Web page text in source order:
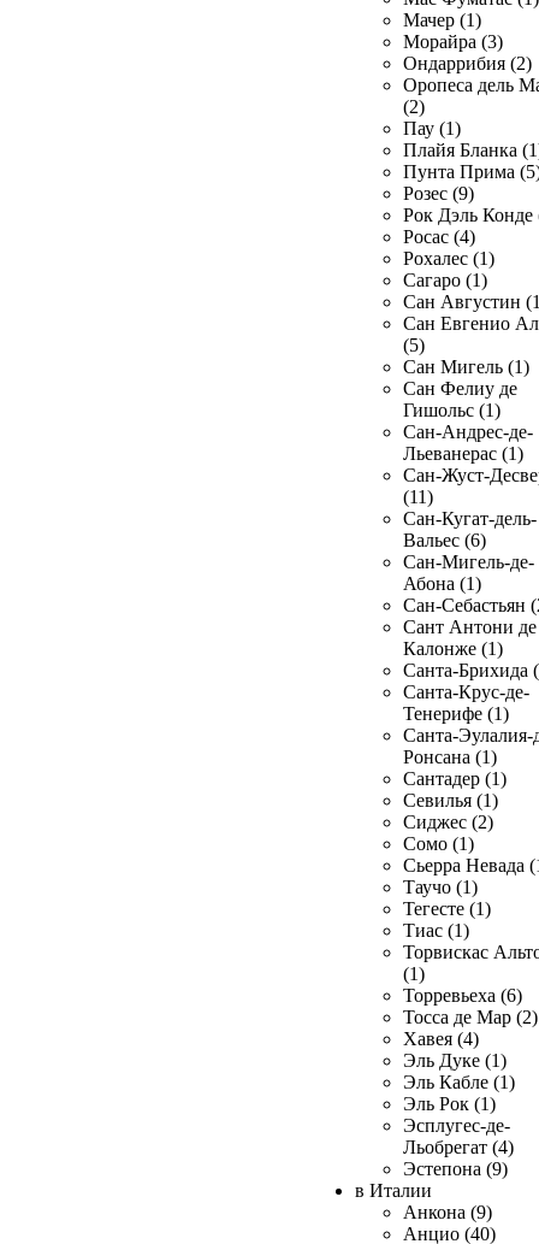
Мачер (1)
Морайра (3)
Ондаррибия (2)
Оропеса дель
(2)
Пау (1)
Плайя Бланка
Пунта Прима
Розес (9)
Рок Дэль Конде
Росас (4)
Рохалес (1)
Сагаро (1)
Сан Августин
Сан Евгенио
(5)
Сан Мигель (1)
Сан Фелиу де
Гишольс (1)
Сан-Андрес-де-
Льеванерас (1)
Сан-Жуст-
(11)
Сан-Кугат-дель-
Вальес (6)
Сан-Мигель-де-
Абона (1)
Сан-Себастьян
Сант Антони де
Калонже (1)
Санта-Брихида
Санта-Крус-де-
Тенерифе (1)
Санта-Эулалия-
Ронсана (1)
Сантадер (1)
Севилья (1)
Сиджес (2)
Сомо (1)
Сьерра Невада
Таучо (1)
Тегесте (1)
Тиас (1)
Торвискас
(1)
Торревьеха (6)
Тосса де Мар (2)
Хавея (4)
Эль Дуке (1)
Эль Кабле (1)
Эль Рок (1)
Эсплугес-де-
Льобрегат (4)
Эстепона (9)
в Италии
Анкона (9)
Анцио (40)